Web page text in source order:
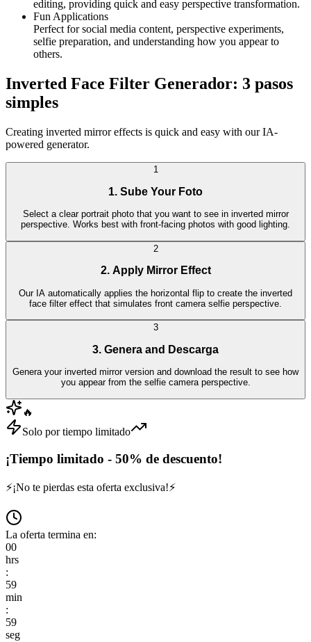
editing, providing quick and easy perspective transformation.
Fun Applications
Perfect for social media content, perspective experiments,
selfie preparation, and understanding how you appear to
others.
Inverted Face Filter Generador: 3 pasos
simples
Creating inverted mirror effects is quick and easy with our IA-
powered generator.
1
1. Sube Your Foto
Select a clear portrait photo that you want to see in inverted mirror
perspective. Works best with front-facing photos with good lighting.
2
2. Apply Mirror Effect
Our IA automatically applies the horizontal flip to create the inverted
face filter effect that simulates front camera selfie perspective.
3
3. Genera and Descarga
Genera your inverted mirror version and download the result to see how
you appear from the selfie camera perspective.
🔥
Solo por tiempo limitado
¡Tiempo limitado - 50% de descuento!
⚡¡No te pierdas esta oferta exclusiva!⚡
La oferta termina en:
00
hrs
:
59
min
:
59
seg